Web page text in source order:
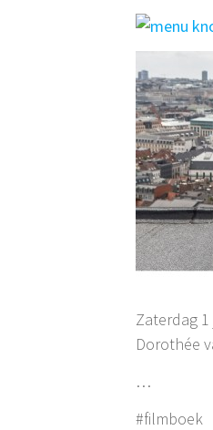
Zaterdag 1
Dorothée
…
#filmboek